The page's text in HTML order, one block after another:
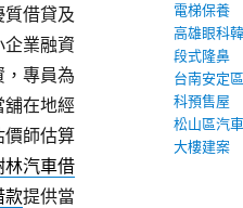
借貸及
業融資
專員為
舖在地經
價師估算
林汽車借
款提供當
電梯保養
高雄眼科
段式隆鼻
台南安定
科預售屋
松山區汽
大樓建案